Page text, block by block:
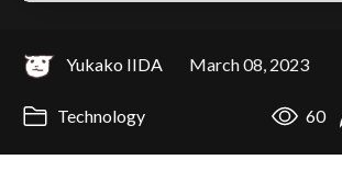
Yukako IIDA March 08, 2023
Technology 60